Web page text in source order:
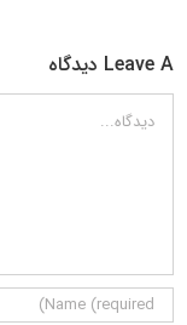
Leave A دیدگاه
دیدگاه